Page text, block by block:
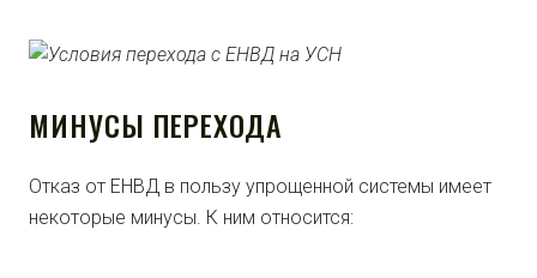
МИНУСЫ ПЕРЕХОДА
Отказ от ЕНВД в пользу упрощенной системы имеет
некоторые минусы. К ним относится: